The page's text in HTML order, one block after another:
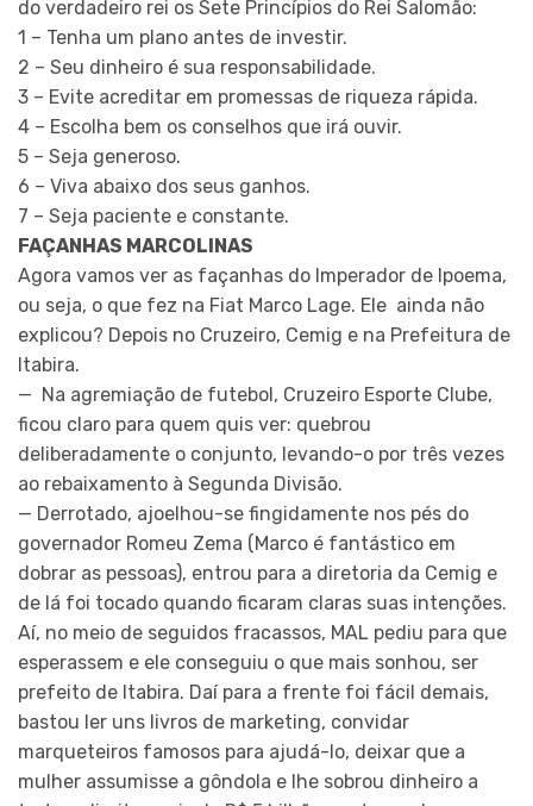
do verdadeiro rei os Sete Princípios do Rei Salomão:
1 – Tenha um plano antes de investir.
2 – Seu dinheiro é sua responsabilidade.
3 – Evite acreditar em promessas de riqueza rápida.
4 – Escolha bem os conselhos que irá ouvir.
5 – Seja generoso.
6 – Viva abaixo dos seus ganhos.
7 – Seja paciente e constante.
FAÇANHAS MARCOLINAS
Agora vamos ver as façanhas do Imperador de Ipoema,
ou seja, o que fez na Fiat Marco Lage. Ele ainda não
explicou? Depois no Cruzeiro, Cemig e na Prefeitura de
Itabira.
— Na agremiação de futebol, Cruzeiro Esporte Clube,
ficou claro para quem quis ver: quebrou
deliberadamente o conjunto, levando-o por três vezes
ao rebaixamento à Segunda Divisão.
— Derrotado, ajoelhou-se fingidamente nos pés do
governador Romeu Zema (Marco é fantástico em
dobrar as pessoas), entrou para a diretoria da Cemig e
de lá foi tocado quando ficaram claras suas intenções.
Aí, no meio de seguidos fracassos, MAL pediu para que
esperassem e ele conseguiu o que mais sonhou, ser
prefeito de Itabira. Daí para a frente foi fácil demais,
bastou ler uns livros de marketing, convidar
marqueteiros famosos para ajudá-lo, deixar que a
mulher assumisse a gôndola e lhe sobrou dinheiro a